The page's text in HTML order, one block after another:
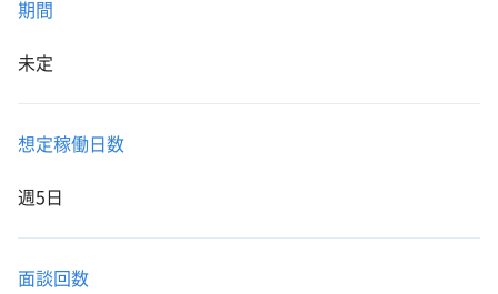
期間
未定
想定稼働日数
週5日
面談回数